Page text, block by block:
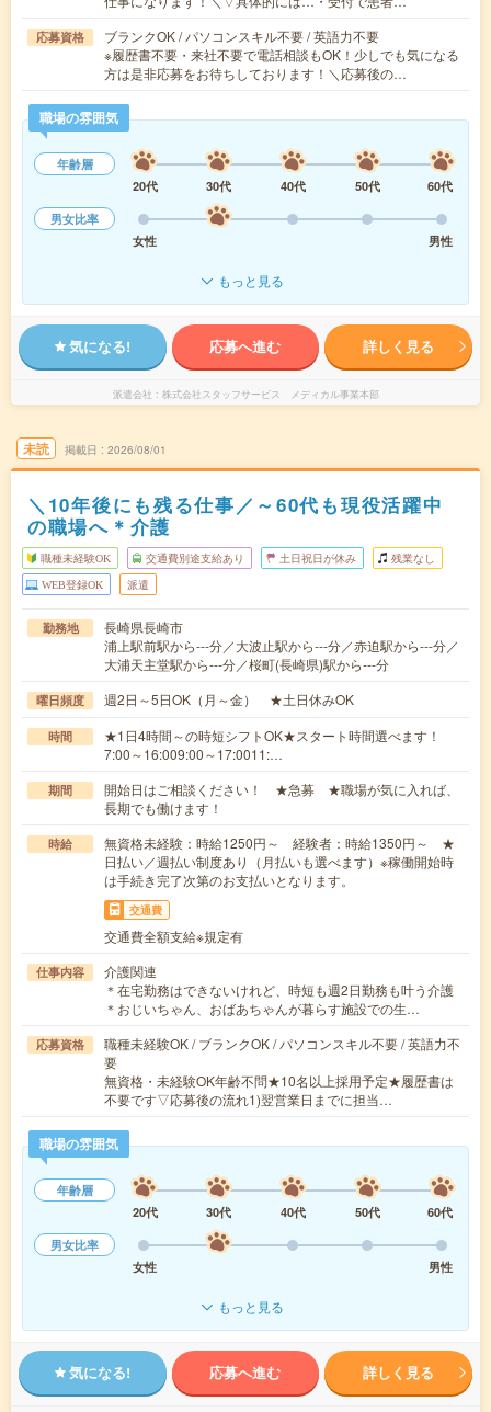
応募資格
ブランクOK / パソコンスキル不要 / 英語力不要
※履歴書不要・来社不要で電話相談もOK！少しでも気になる
方は是非応募をお待ちしております！＼応募後の…
職場の雰囲気
年齢層
20代
30代 40代 50代
60代
男女比率
女性
男性
もっと見る
気になる! 応募へ進む 詳しく見る
派遣会社 株式会社スタッフサービス メディカル事業本部
未読 掲載日 2026/08/01
＼10年後にも残る仕事／～60代も現役活躍中
の職場へ＊介護
職種未経験OK 交通費別途支給あり 土日祝日が休み 残業なし
WEB登録OK 派遣
勤務地
長崎県長崎市
浦上駅前駅から---分／大波止駅から---分／赤迫駅から---分／
大浦天主堂駅から---分／桜町(長崎県)駅から---分
曜日頻度 週2日～5日OK（月～金） ★土日休みOK
時間
★1日4時間～の時短シフトOK★スタート時間選べます！
7:00～16:009:00～17:0011:…
期間
開始日はご相談ください！ ★急募 ★職場が気に入れば、
長期でも働けます！
時給
無資格未経験：時給1250円～ 経験者：時給1350円～ ★
日払い／週払い制度あり（月払いも選べます）※稼働開始時
は手続き完了次第のお支払いとなります。
交通費
交通費全額支給※規定有
仕事内容
介護関連
＊在宅勤務はできないけれど、時短も週2日勤務も叶う介護
＊おじいちゃん、おばあちゃんが暮らす施設での生…
応募資格
職種未経験OK / ブランクOK / パソコンスキル不要 / 英語力不
要
無資格・未経験OK年齢不問★10名以上採用予定★履歴書は
不要です▽応募後の流れ1)翌営業日までに担当…
職場の雰囲気
年齢層
20代
30代 40代 50代
60代
男女比率
女性
男性
もっと見る
気になる! 応募へ進む 詳しく見る